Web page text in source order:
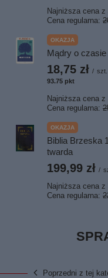
Najniższa cena
Cena regularna:
OKAZJA
Mądry o
18,75 zł / szt.
93.75 pkt
Najniższa cena
Cena regularna:
OKAZJA
Biblia Brzeska
twarda
199,99 zł /
Najniższa cena
Cena regularna:
Poprzedni z tej